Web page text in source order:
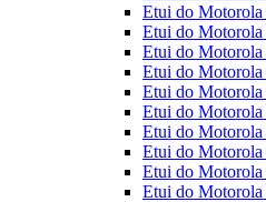
Etui do
Etui do
Etui do
Etui do
Etui do
Etui do
Etui do
Etui do
Etui do
Etui do